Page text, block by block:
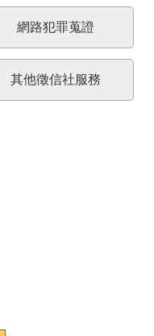
網路犯罪蒐證
其他徵信社服務